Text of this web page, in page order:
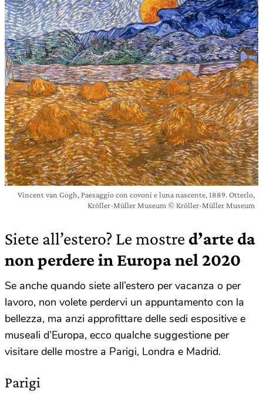
Vincent van Gogh, Paesaggio con covoni e luna nascente, 1889. Otterlo,
Kröller-Müller Museum © Kröller-Müller Museum
Siete all’estero? Le mostre d’arte da
non perdere in Europa nel 2020
Se anche quando siete all’estero per vacanza o per
lavoro, non volete perdervi un appuntamento con la
bellezza, ma anzi approfittare delle sedi espositive e
museali d’Europa, ecco qualche suggestione per
visitare delle mostre a Parigi, Londra e Madrid.
Parigi